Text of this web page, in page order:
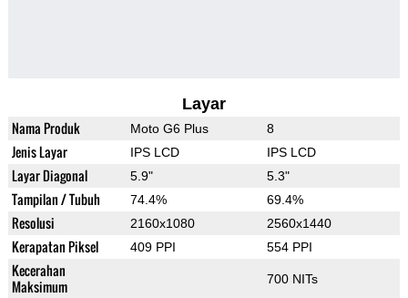
Layar
Nama Produk Moto G6 Plus 8
Jenis Layar IPS LCD IPS LCD
Layar Diagonal 5.9" 5.3"
Tampilan / Tubuh 74.4% 69.4%
Resolusi 2160x1080 2560x1440
Kerapatan Piksel 409 PPI 554 PPI
Kecerahan
Maksimum
700 NITs